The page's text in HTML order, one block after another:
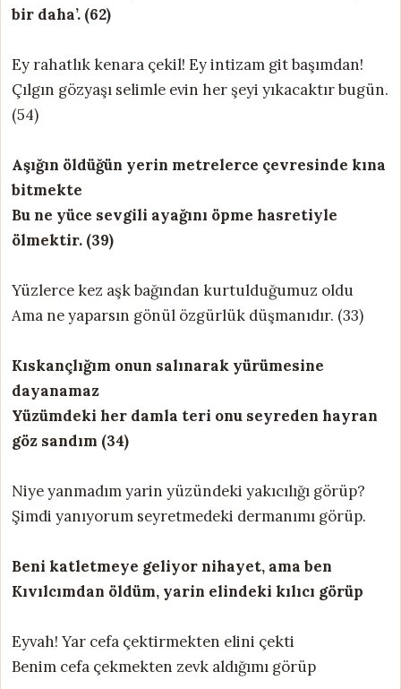
bir daha’. (62)
Ey rahatlık kenara çekil! Ey intizam git başımdan!
Çılgın gözyaşı selimle evin her şeyi yıkacaktır bugün.
(54)
Aşığın öldüğün yerin metrelerce çevresinde kına
bitmekte
Bu ne yüce sevgili ayağını öpme hasretiyle
ölmektir. (39)
Yüzlerce kez aşk bağından kurtulduğumuz oldu
Ama ne yaparsın gönül özgürlük düşmanıdır. (33)
Kıskançlığım onun salınarak yürümesine
dayanamaz
Yüzümdeki her damla teri onu seyreden hayran
göz sandım (34)
Niye yanmadım yarin yüzündeki yakıcılığı görüp?
Şimdi yanıyorum seyretmedeki dermanımı görüp.
Beni katletmeye geliyor nihayet, ama ben
Kıvılcımdan öldüm, yarin elindeki kılıcı görüp
Eyvah! Yar cefa çektirmekten elini çekti
Benim cefa çekmekten zevk aldığımı görüp